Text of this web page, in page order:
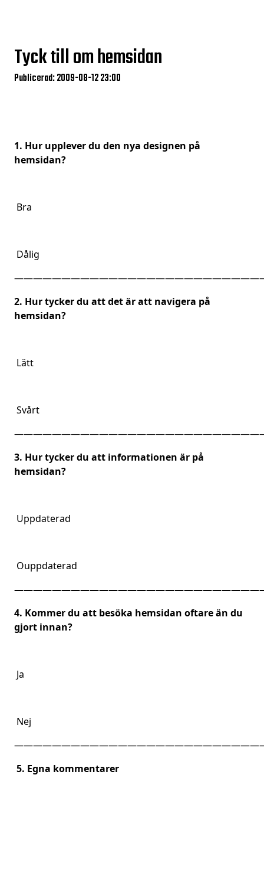
Tyck till om hemsidan
Publicerad: 2009-08-12 23:00
1. Hur upplever du den nya designen på
hemsidan?
Bra
Dålig
2. Hur tycker du att det är att navigera på
hemsidan?
Lätt
Svårt
3. Hur tycker du att informationen är på
hemsidan?
Uppdaterad
Ouppdaterad
4. Kommer du att besöka hemsidan oftare än du
gjort innan?
Ja
Nej
5. Egna kommentarer